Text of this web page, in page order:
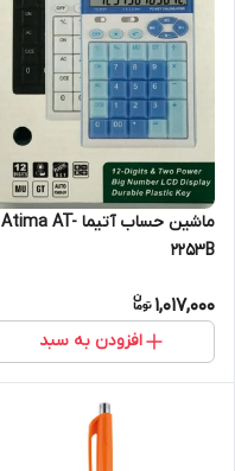
ماشین حساب آتیما Atima AT-
2253B
1,017,000
افزودن به سبد